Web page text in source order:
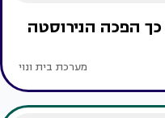
הפכה הנירוסטה
מערכת בית ונוי